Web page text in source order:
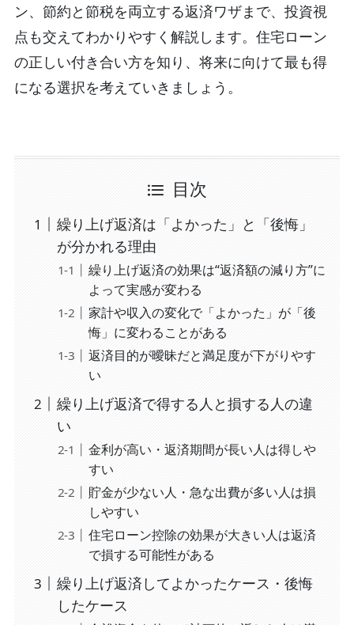
ン、節約と節税を両立する返済ワザまで、投資視
点も交えてわかりやすく解説します。住宅ローン
の正しい付き合い方を知り、将来に向けて最も得
になる選択を考えていきましょう。
目次
繰り上げ返済は「よかった」と「後悔」
が分かれる理由
繰り上げ返済の効果は“返済額の減り方”に
よって実感が変わる
家計や収入の変化で「よかった」が「後
悔」に変わることがある
返済目的が曖昧だと満足度が下がりやす
い
繰り上げ返済で得する人と損する人の違
い
金利が高い・返済期間が長い人は得しや
すい
貯金が少ない人・急な出費が多い人は損
しやすい
住宅ローン控除の効果が大きい人は返済
で損する可能性がある
繰り上げ返済してよかったケース・後悔
したケース